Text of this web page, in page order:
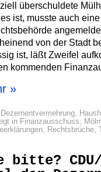
überschuldete
ist, musste auch
von der Stadt
ist, läßt Zweifel
kommenden
»
Dezernentvermehrung,
in Finanzausschuss,
, Rechtsbrüche,
bitte?